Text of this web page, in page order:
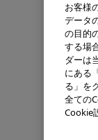
お客様
データ
の目的
する場
ダーは
にある
る」を
全ての
Cookie